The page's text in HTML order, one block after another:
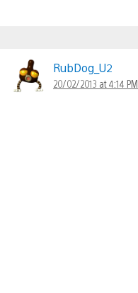
RubDog_U2
20/02/2013 at 4:14 PM